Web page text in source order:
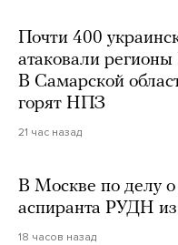
Почти 400
атаковали
В Самарской
горят НПЗ
21 час назад
В Москве по делу
аспиранта РУДН
18 часов назад